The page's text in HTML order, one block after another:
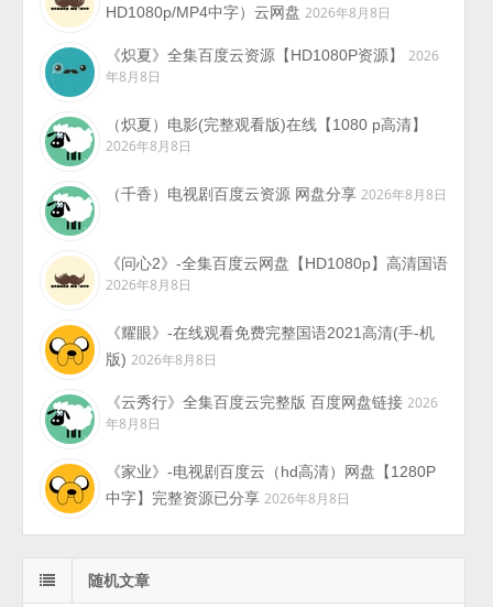
HD1080p/MP4中字）云网盘 2026年8月8日
《炽夏》全集百度云资源【HD1080P资源】
2026
年8月8日
（炽夏）电影(完整观看版)在线【1080 p高清】
2026年8月8日
（千香）电视剧百度云资源 网盘分享 2026年8月8日
《问心2》-全集百度云网盘【HD1080p】高清国语
2026年8月8日
《耀眼》-在线观看免费完整国语2021高清(手-机
版) 2026年8月8日
《云秀行》全集百度云完整版 百度网盘链接 2026
年8月8日
《家业》-电视剧百度云（hd高清）网盘【1280P
中字】完整资源已分享 2026年8月8日
随机文章